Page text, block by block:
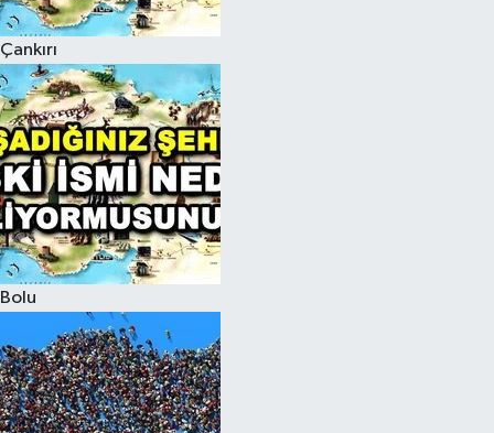
Çankırı
Bolu